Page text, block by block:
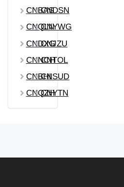
CNBASCNDSN
CNQLNCNYWG
CNDXG
CNJZU
CNNCHCNTOL
CNBHICNSUD
CNQZHCNYTN